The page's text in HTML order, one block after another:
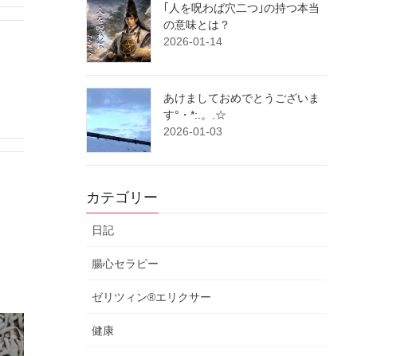
｢人を呪わば穴二つ｣の持つ本当
の意味とは？
2026-01-14
あけましておめでとうございま
す°・*:.。.☆
2026-01-03
カテゴリー
日記
腸心セラピー
ゼリツィン®エリクサー
健康